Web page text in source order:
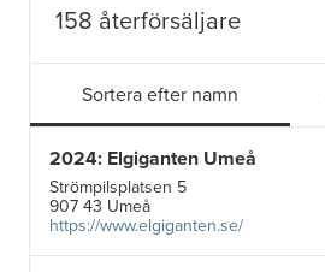
158 återförsäljare
Sortera efter namn
2024: Elgiganten Umeå
Strömpilsplatsen 5
907 43 Umeå
https://www.elgiganten.se/